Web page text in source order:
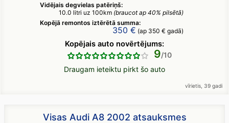
Vidējais degvielas patēriņš:
10.0 litri uz 100km (braucot ap 40% pilsētā)
Kopējā remontos iztērētā summa:
350 € (ap 350 € gadā)
Kopējais auto novērtējums:
9
Draugam ieteiktu pirkt šo auto
vīrietis, 39 gadi
Visas Audi A8 2002 atsauksmes